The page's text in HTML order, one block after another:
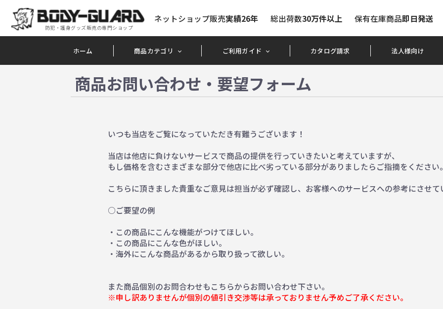
防犯・護身グッズ販売の専門ショップ
ネットショップ販売実績26年 総出荷数30万件以上 保有在庫商品即日発送
ホーム 商品カテゴリ ご利用ガイド カタログ請求 法人様向け
商品お問い合わせ・要望フォーム
いつも当店をご覧になっていただき有難うございます！
当店は他店に負けないサービスで商品の提供を行っていきたいと考えていますが、
もし価格を含むさまざまな部分で他店に比べ劣っている部分がありましたらご指摘をください
こちらに頂きました貴重なご意見は担当が必ず確認し、お客様へのサービスへの参考にさせて
○ご要望の例
・この商品にこんな機能がつけてほしい。
・この商品にこんな色がほしい。
・海外にこんな商品があるから取り扱って欲しい。
また商品個別のお問合わせもこちらからお問い合わせ下さい。
※申し訳ありませんが個別の値引き交渉等は承っておりません予めご了承ください。